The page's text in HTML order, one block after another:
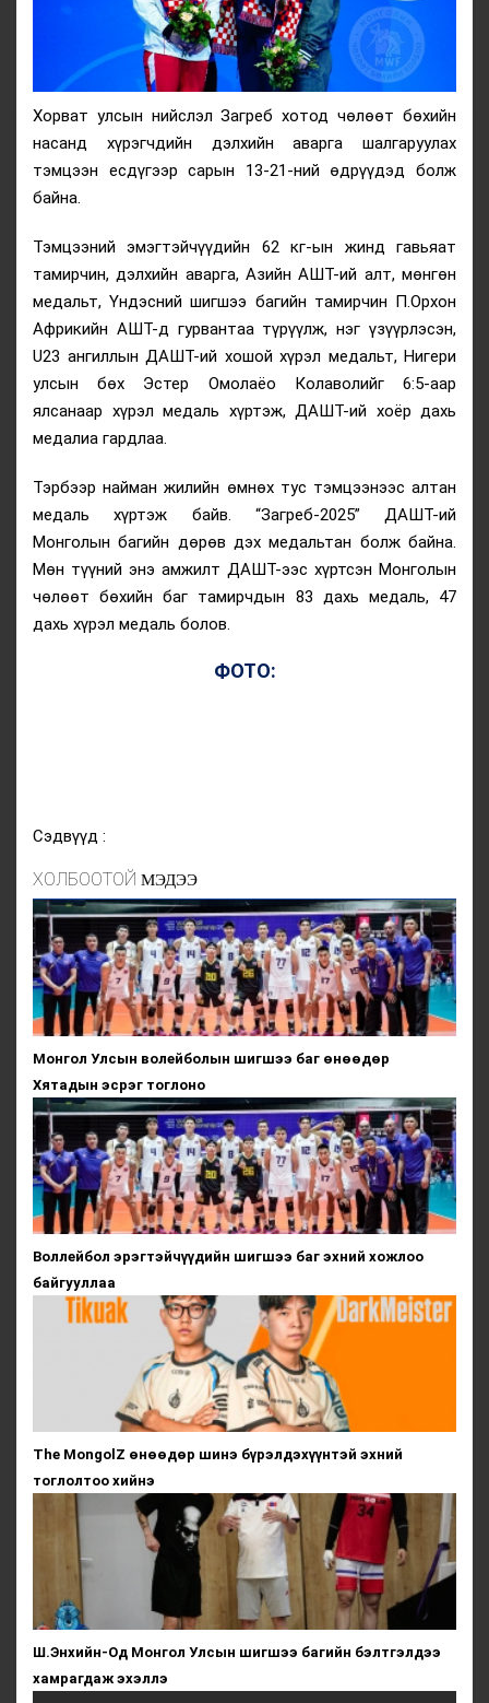
Хорват улсын нийслэл Загреб хотод чөлөөт бөхийн
насанд хүрэгчдийн дэлхийн аварга шалгаруулах
тэмцээн есдүгээр сарын 13-21-ний өдрүүдэд болж
байна.
Тэмцээний эмэгтэйчүүдийн 62 кг-ын жинд гавьяат
тамирчин, дэлхийн аварга, Азийн АШТ-ий алт, мөнгөн
медальт, Үндэсний шигшээ багийн тамирчин П.Орхон
Африкийн АШТ-д гурвантаа түрүүлж, нэг үзүүрлэсэн,
U23 ангиллын ДАШТ-ий хошой хүрэл медальт, Нигери
улсын бөх Эстер Омолаёо Колаволийг 6:5-аар
ялсанаар хүрэл медаль хүртэж, ДАШТ-ий хоёр дахь
медалиа гардлаа.
Тэрбээр найман жилийн өмнөх тус тэмцээнээс алтан
медаль хүртэж байв. “Загреб-2025” ДАШТ-ий
Монголын багийн дөрөв дэх медальтан болж байна.
Мөн түүний энэ амжилт ДАШТ-ээс хүртсэн Монголын
чөлөөт бөхийн баг тамирчдын 83 дахь медаль, 47
дахь хүрэл медаль болов.
ФОТО:
Сэдвүүд :
ХОЛБООТОЙ МЭДЭЭ
Монгол Улсын волейболын шигшээ баг өнөөдөр
Хятадын эсрэг тоглоно
Воллейбол эрэгтэйчүүдийн шигшээ баг эхний хожлоо
байгууллаа
The MongolZ өнөөдөр шинэ бүрэлдэхүүнтэй эхний
тоглолтоо хийнэ
Ш.Энхийн-Од Монгол Улсын шигшээ багийн бэлтгэлдээ
хамрагдаж эхэллэ